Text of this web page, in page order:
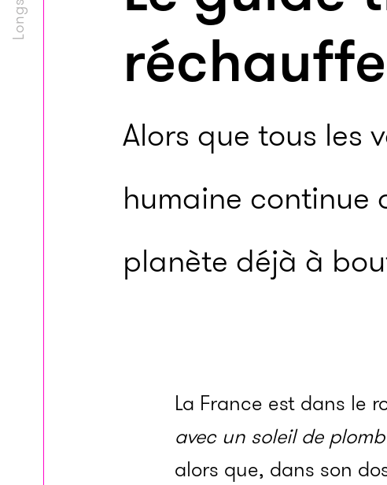
Alors que tous les
humaine continue
planète déjà à
La France est dans le
avec un soleil de
alors que, dans son